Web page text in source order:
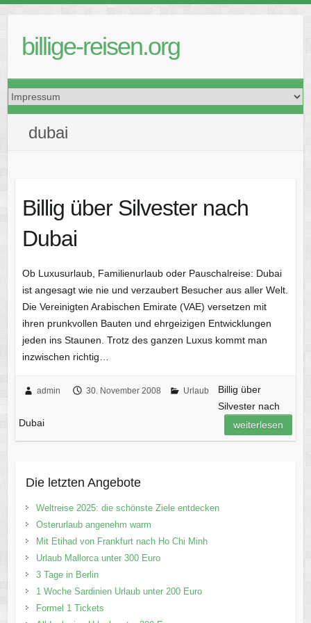
contentbillige-reisen.org
dubai
Billig über Silvester nach
Dubai
Ob Luxusurlaub, Familienurlaub oder Pauschalreise: Dubai
ist angesagt wie nie und verzaubert Besucher aus aller Welt.
Die Vereinigten Arabischen Emirate (VAE) versetzen mit
ihren prunkvollen Bauten und ehrgeizigen Entwicklungen
jeden ins Staunen. Trotz des ganzen Luxus kommt man
inzwischen richtig…
admin 30. November 2008 Urlaub
Billig über
Silvester nach
Dubai
weiterlesen
Die letzten Angebote
Weltreise 2025: die schönste Ziele entdecken
Osterurlaub angenehm warm
Mit Etihad von Frankfurt nach Ho Chi Minh
Urlaub Mallorca unter 300 Euro
3 Tage in Berlin
1 Woche Sardinien Urlaub unter 200 Euro
Formel 1 Tickets